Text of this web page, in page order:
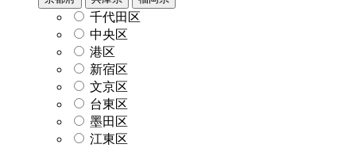
千代田区
中央区
港区
新宿区
文京区
台東区
墨田区
江東区